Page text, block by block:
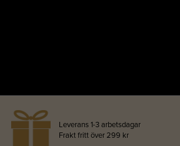
Leverans 1-3 arbetsdagar
Frakt fritt över 299 kr